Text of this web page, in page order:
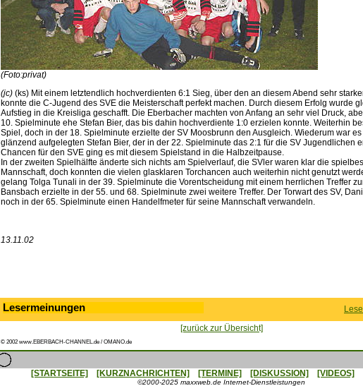
(Foto:privat)
(jc) (ks) Mit einem letztendlich hochverdienten 6:1 Sieg, über den an diesem Abend sehr
konnte die C-Jugend des SVE die Meisterschaft perfekt machen. Durch diesem Erfolg wurde
Aufstieg in die Kreisliga geschafft. Die Eberbacher machten von Anfang an sehr viel Druck,
10. Spielminute ehe Stefan Bier, das bis dahin hochverdiente 1:0 erzielen konnte. Weiterhin
Spiel, doch in der 18. Spielminute erzielte der SV Moosbrunn den Ausgleich. Wiederum war
glänzend aufgelegten Stefan Bier, der in der 22. Spielminute das 2:1 für die SV Jugendlichen
Chancen für den SVE ging es mit diesem Spielstand in die Halbzeitpause.
In der zweiten Spielhälfte änderte sich nichts am Spielverlauf, die SVler waren klar die
Mannschaft, doch konnten die vielen glasklaren Torchancen auch weiterhin nicht genutzt
gelang Tolga Tunali in der 39. Spielminute die Vorentscheidung mit einem herrlichen Treffer
Bansbach erzielte in der 55. und 68. Spielminute zwei weitere Treffer. Der Torwart des SV,
noch in der 65. Spielminute einen Handelfmeter für seine Mannschaft verwandeln.
13.11.02
Lesermeinungen
[zurück zur Übersicht]
© 2002 www.EBERBACH-CHANNEL.de / OMANO.de
[STARTSEITE] [KURZNACHRICHTEN] [TERMINE] [DISKUSSION] [VIDEOS]
©2000-2025 maxxweb.de Internet-Dienstleistungen